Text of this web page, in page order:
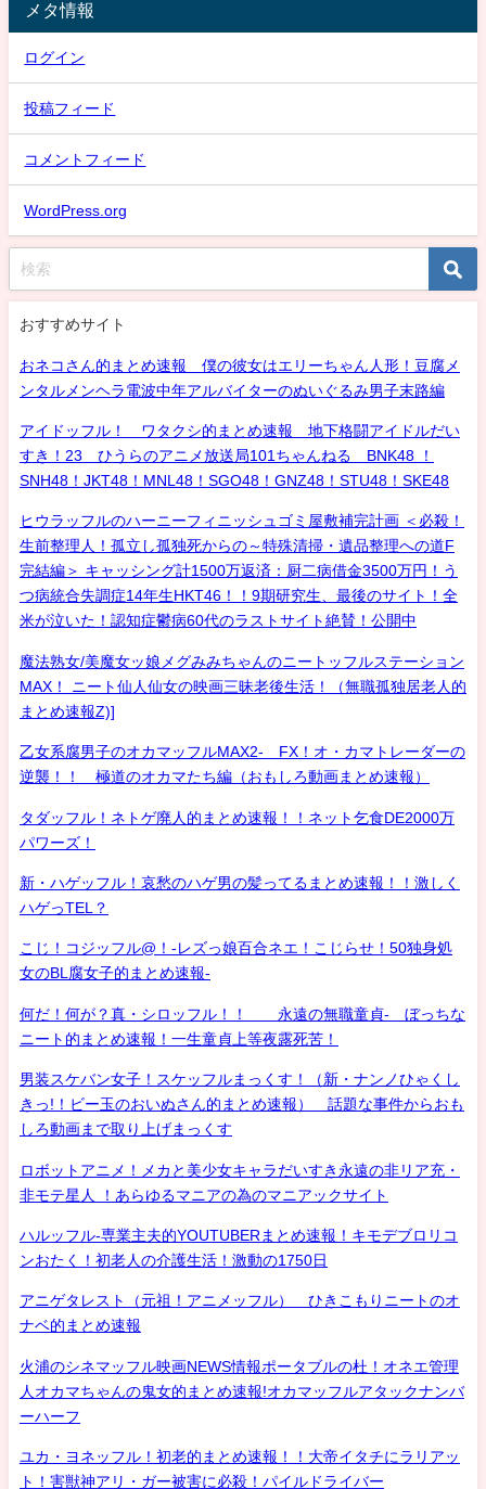
メタ情報
ログイン
投稿フィード
コメントフィード
WordPress.org
おすすめサイト
おネコさん的まとめ速報 僕の彼女はエリーちゃん人形！豆腐メ
ンタルメンヘラ電波中年アルバイターのぬいぐるみ男子末路編
アイドッフル！ ワタクシ的まとめ速報 地下格闘アイドルだい
すき！23 ひうらのアニメ放送局101ちゃんねる BNK48 ！
SNH48！JKT48！MNL48！SGO48！GNZ48！STU48！SKE48
ヒウラッフルのハーニーフィニッシュゴミ屋敷補完計画 ＜必殺！
生前整理人！孤立し孤独死からの～特殊清掃・遺品整理への道F
完結編＞ キャッシング計1500万返済：厨二病借金3500万円！う
つ病統合失調症14年生HKT46！！9期研究生、最後のサイト！全
米が泣いた！認知症鬱病60代のラストサイト絶賛！公開中
魔法熟女/美魔女ッ娘メグみみちゃんのニートッフルステーション
MAX！ ニート仙人仙女の映画三昧老後生活！（無職孤独居老人的
まとめ速報Z)]
乙女系腐男子のオカマッフルMAX2- FX！オ・カマトレーダーの
逆襲！！ 極道のオカマたち編（おもしろ動画まとめ速報）
タダッフル！ネトゲ廃人的まとめ速報！！ネット乞食DE2000万
パワーズ！
新・ハゲッフル！哀愁のハゲ男の髪ってるまとめ速報！！激しく
ハゲっTEL？
こじ！コジッフル@！-レズっ娘百合ネエ！こじらせ！50独身処
女のBL腐女子的まとめ速報-
何だ！何が？真・シロッフル！！ 永遠の無職童貞- ぼっちな
ニート的まとめ速報！一生童貞上等夜露死苦！
男装スケバン女子！スケッフルまっくす！（新・ナンノひゃくし
きっ!！ビー玉のおいぬさん的まとめ速報） 話題な事件からおも
しろ動画まで取り上げまっくす
ロボットアニメ！メカと美少女キャラだいすき永遠の非リア充・
非モテ星人 ！あらゆるマニアの為のマニアックサイト
ハルッフル-専業主夫的YOUTUBERまとめ速報！キモデブロリコ
ンおたく！初老人の介護生活！激動の1750日
アニゲタレスト（元祖！アニメッフル） ひきこもりニートのオ
ナベ的まとめ速報
火浦のシネマッフル映画NEWS情報ポータブルの杜！オネエ管理
人オカマちゃんの鬼女的まとめ速報!オカマッフルアタックナンバ
ーハーフ
ユカ・ヨネッフル！初老的まとめ速報！！大帝イタチにラリアッ
ト！害獣神アリ・ガー被害に必殺！パイルドライバー